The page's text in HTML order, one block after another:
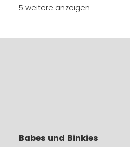
5 weitere anzeigen
Babes und Binkies